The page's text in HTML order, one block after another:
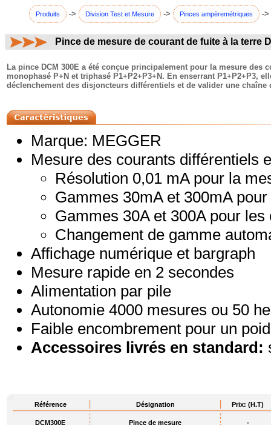
Produits -> Division Test et Mesure -> Pinces ampèremétriques ->
Pince de mesure de courant de fuite à la terre
La pince DCM 300E a été conçue principalement pour la mesure
monophasé P+N et triphasé P1+P2+P3+N. En enserrant P1+P2+P3,
déclenchement des disjoncteurs différentiels et de valider une chaîne
Marque: MEGGER
Mesure des courants différentiels
Résolution 0,01 mA pour la
Gammes 30mA et 300mA
Gammes 30A et 300A pour
Changement de gamme
Affichage numérique et bargraph
Mesure rapide en 2 secondes
Alimentation par pile
Autonomie 4000 mesures ou 50
Faible encombrement pour un
Accessoires livrés en standard:
Référence Désignation Prix: (H.T)
DCM300E Pince de mesure -